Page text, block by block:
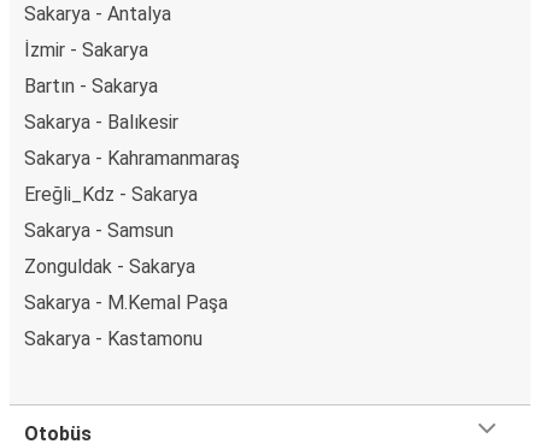
Sakarya - Antalya
İzmir - Sakarya
Bartın - Sakarya
Sakarya - Balıkesir
Sakarya - Kahramanmaraş
Ereğli_Kdz - Sakarya
Sakarya - Samsun
Zonguldak - Sakarya
Sakarya - M.Kemal Paşa
Sakarya - Kastamonu
Otobüs